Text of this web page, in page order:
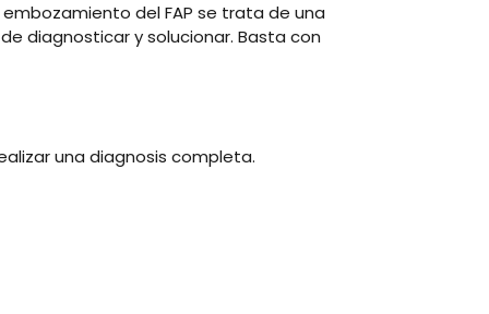
del FAP se trata de una
diagnosticar y solucionar. Basta con
una diagnosis completa.